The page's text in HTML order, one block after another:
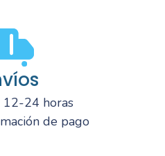
12-24 horas
de pago